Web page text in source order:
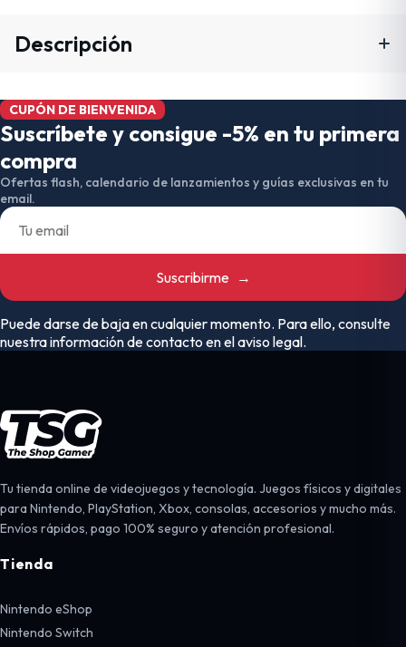
Descripción
CUPÓN DE BIENVENIDA
Suscríbete y consigue -5% en tu primera
compra
Ofertas flash, calendario de lanzamientos y guías exclusivas en tu
email.
Suscribirme →
Puede darse de baja en cualquier momento. Para ello, consulte
nuestra información de contacto en el aviso legal.
Tu tienda online de videojuegos y tecnología. Juegos físicos y digitales
para Nintendo, PlayStation, Xbox, consolas, accesorios y mucho más.
Envíos rápidos, pago 100% seguro y atención profesional.
Tienda
Nintendo eShop
Nintendo Switch